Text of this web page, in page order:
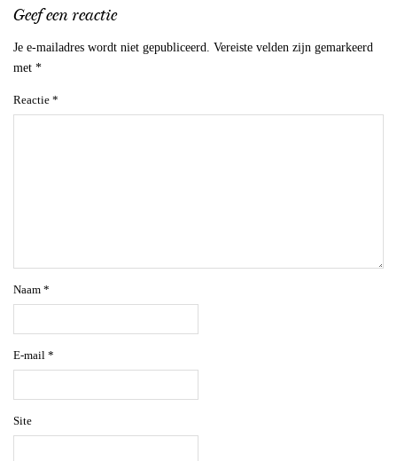
Geef een reactie
Je e-mailadres wordt niet gepubliceerd. Vereiste velden zijn gemarkeerd
met *
Reactie *
Naam *
E-mail *
Site